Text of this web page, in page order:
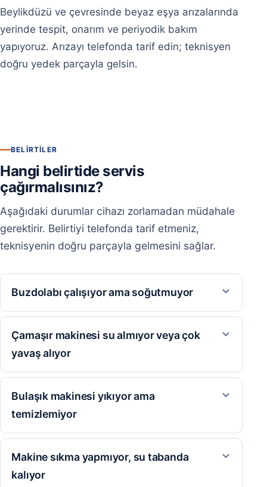
Beylikdüzü ve çevresinde beyaz eşya arızalarında
yerinde tespit, onarım ve periyodik bakım
yapıyoruz. Arızayı telefonda tarif edin; teknisyen
doğru yedek parçayla gelsin.
BELIRTILER
Hangi belirtide servis
çağırmalısınız?
Aşağıdaki durumlar cihazı zorlamadan müdahale
gerektirir. Belirtiyi telefonda tarif etmeniz,
teknisyenin doğru parçayla gelmesini sağlar.
Buzdolabı çalışıyor ama soğutmuyor
Çamaşır makinesi su almıyor veya çok
yavaş alıyor
Bulaşık makinesi yıkıyor ama
temizlemiyor
Makine sıkma yapmıyor, su tabanda
kalıyor